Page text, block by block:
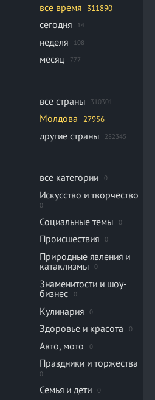
все время 311890
сегодня 14
неделя 108
месяц 777
все страны 310301
Молдова 27956
другие страны 282345
все категории 0
Искусство и творчество
0
Социальные темы 0
Происшествия 0
Природные явления и
катаклизмы
0
Знаменитости и шоу-
бизнес
0
Кулинария 0
Здоровье и красота 0
Авто, мото 0
Праздники и торжества
0
Семья и дети 0